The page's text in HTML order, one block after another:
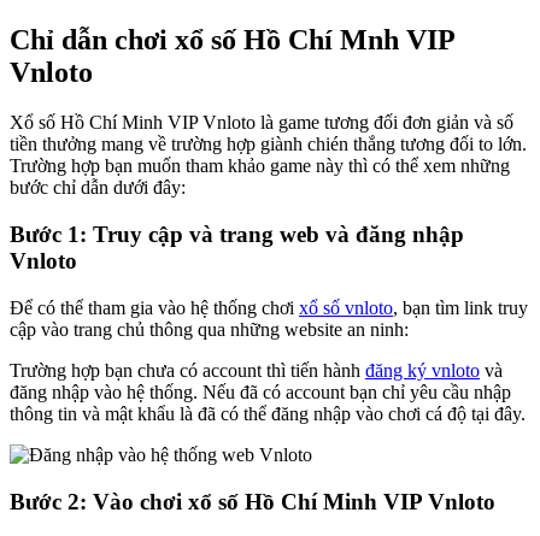
Chỉ dẫn chơi xổ số Hồ Chí Mnh VIP
Vnloto
Xổ số Hồ Chí Minh VIP Vnloto là game tương đối đơn giản và số
tiền thưởng mang về trường hợp giành chién thắng tương đối to lớn.
Trường hợp bạn muốn tham khảo game này thì có thể xem những
bước chỉ dẫn dưới đây:
Bước 1: Truy cập và trang web và đăng nhập
Vnloto
Để có thể tham gia vào hệ thống chơi xổ số vnloto, bạn tìm link truy
cập vào trang chủ thông qua những website an ninh:
Trường hợp bạn chưa có account thì tiến hành đăng ký vnloto và
đăng nhập vào hệ thống. Nếu đã có account bạn chỉ yêu cầu nhập
thông tin và mật khẩu là đã có thể đăng nhập vào chơi cá độ tại đây.
Bước 2: Vào chơi xổ số Hồ Chí Minh VIP Vnloto